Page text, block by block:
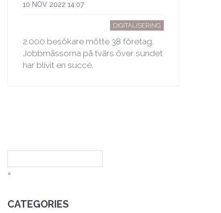
10 NOV 2022 14:07
DIGITALISERING
2.000 besökare mötte 38 företag.
Jobbmässorna på tvärs över sundet
har blivit en succé.
×
CATEGORIES